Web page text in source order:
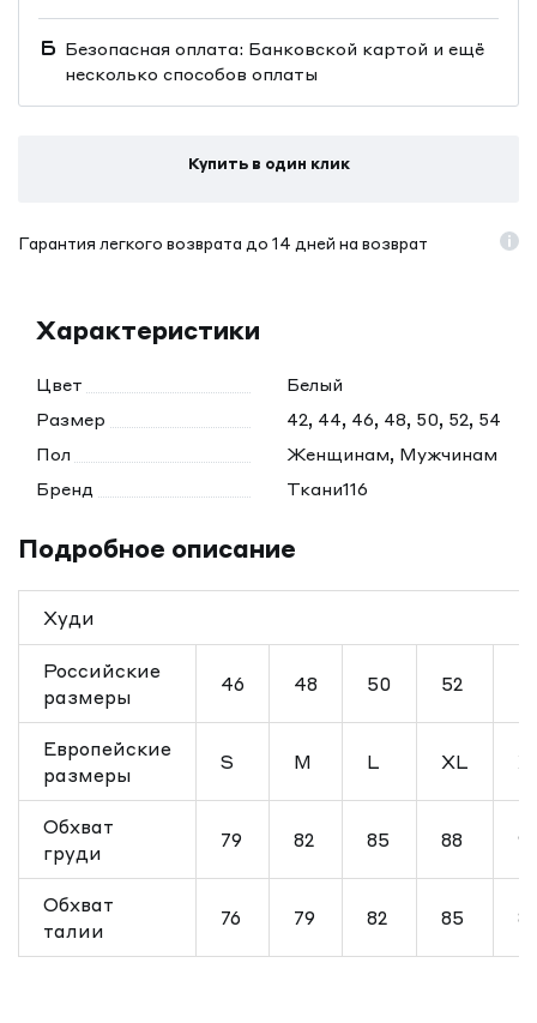
Безопасная оплата: Банковской картой и ещё
несколько способов оплаты
Купить в один клик
Гарантия легкого возврата до 14 дней на возврат
Характеристики
Цвет
Белый
Размер
42, 44, 46, 48, 50, 52, 54
Пол
Женщинам, Мужчинам
Бренд
Ткани116
Подробное описание
Худи
Российские
размеры
46 48 50 52
Европейские
размеры
S M L XL
Обхват
груди
79 82 85 88 91
Обхват
талии
76 79 82 85